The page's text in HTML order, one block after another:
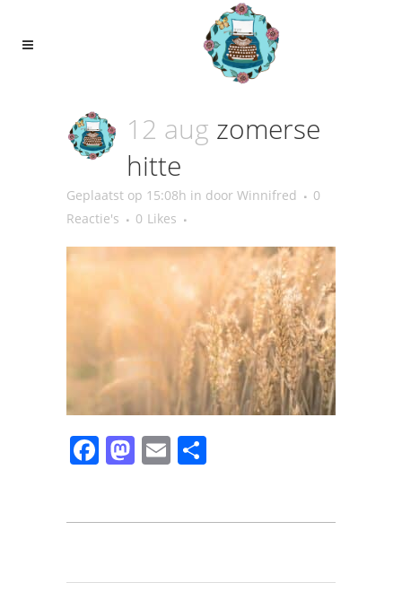
12 aug zomerse
hitte
Geplaatst op 15:08h in door Winnifred
0
Reactie's
0 Likes
Facebook
Mastodon
Email